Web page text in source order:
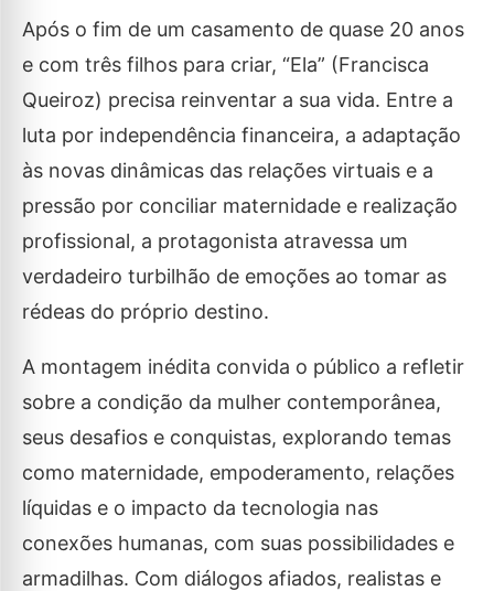
Após o fim de um casamento de quase 20 anos
e com três filhos para criar, “Ela” (Francisca
Queiroz) precisa reinventar a sua vida. Entre a
luta por independência financeira, a adaptação
às novas dinâmicas das relações virtuais e a
pressão por conciliar maternidade e realização
profissional, a protagonista atravessa um
verdadeiro turbilhão de emoções ao tomar as
rédeas do próprio destino.
A montagem inédita convida o público a refletir
sobre a condição da mulher contemporânea,
seus desafios e conquistas, explorando temas
como maternidade, empoderamento, relações
líquidas e o impacto da tecnologia nas
conexões humanas, com suas possibilidades e
armadilhas. Com diálogos afiados, realistas e